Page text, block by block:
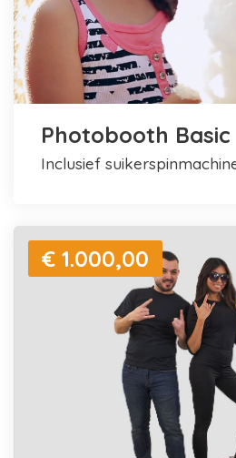
Photobooth Basic
inclusief
€ 1.000,00